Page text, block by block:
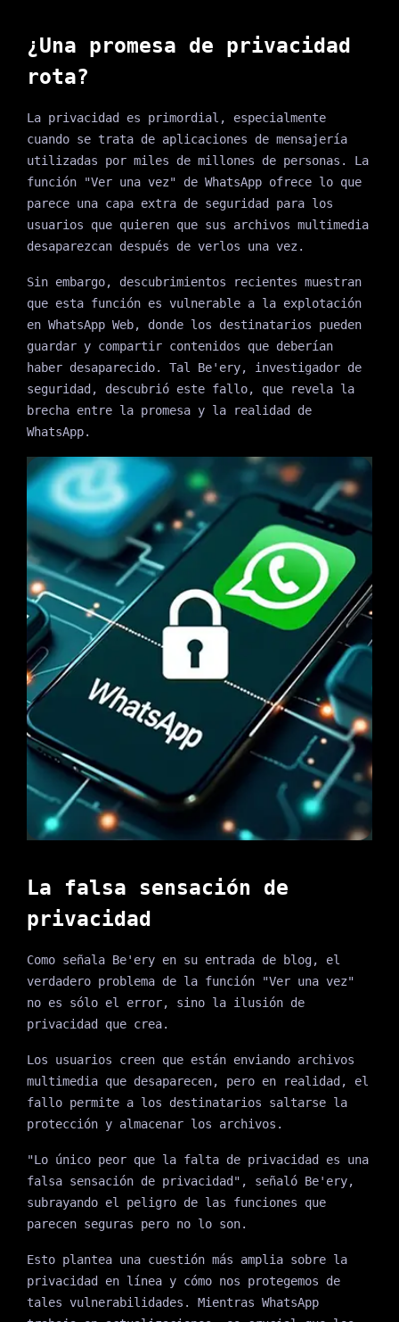
¿Una promesa de privacidad
rota?
La privacidad es primordial, especialmente
cuando se trata de aplicaciones de mensajería
utilizadas por miles de millones de personas. La
función "Ver una vez" de WhatsApp ofrece lo que
parece una capa extra de seguridad para los
usuarios que quieren que sus archivos multimedia
desaparezcan después de verlos una vez.
Sin embargo, descubrimientos recientes muestran
que esta función es vulnerable a la explotación
en WhatsApp Web, donde los destinatarios pueden
guardar y compartir contenidos que deberían
haber desaparecido. Tal Be'ery, investigador de
seguridad, descubrió este fallo, que revela la
brecha entre la promesa y la realidad de
WhatsApp.
La falsa sensación de
privacidad
Como señala Be'ery en su entrada de blog, el
verdadero problema de la función "Ver una vez"
no es sólo el error, sino la ilusión de
privacidad que crea.
Los usuarios creen que están enviando archivos
multimedia que desaparecen, pero en realidad, el
fallo permite a los destinatarios saltarse la
protección y almacenar los archivos.
"Lo único peor que la falta de privacidad es una
falsa sensación de privacidad", señaló Be'ery,
subrayando el peligro de las funciones que
parecen seguras pero no lo son.
Esto plantea una cuestión más amplia sobre la
privacidad en línea y cómo nos protegemos de
tales vulnerabilidades. Mientras WhatsApp